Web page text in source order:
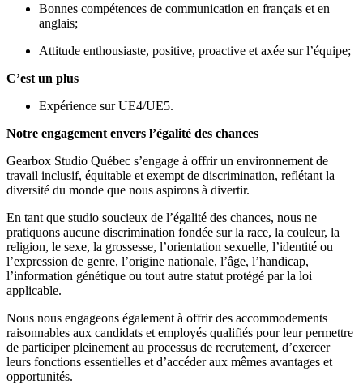
Bonnes compétences de communication en français et en
anglais;
Attitude enthousiaste, positive, proactive et axée sur l’équipe;
C’est un plus
Expérience sur UE4/UE5.
Notre engagement envers l’égalité des chances
Gearbox Studio Québec s’engage à offrir un environnement de
travail inclusif, équitable et exempt de discrimination, reflétant la
diversité du monde que nous aspirons à divertir.
En tant que studio soucieux de l’égalité des chances, nous ne
pratiquons aucune discrimination fondée sur la race, la couleur, la
religion, le sexe, la grossesse, l’orientation sexuelle, l’identité ou
l’expression de genre, l’origine nationale, l’âge, l’handicap,
l’information génétique ou tout autre statut protégé par la loi
applicable.
Nous nous engageons également à offrir des accommodements
raisonnables aux candidats et employés qualifiés pour leur permettre
de participer pleinement au processus de recrutement, d’exercer
leurs fonctions essentielles et d’accéder aux mêmes avantages et
opportunités.